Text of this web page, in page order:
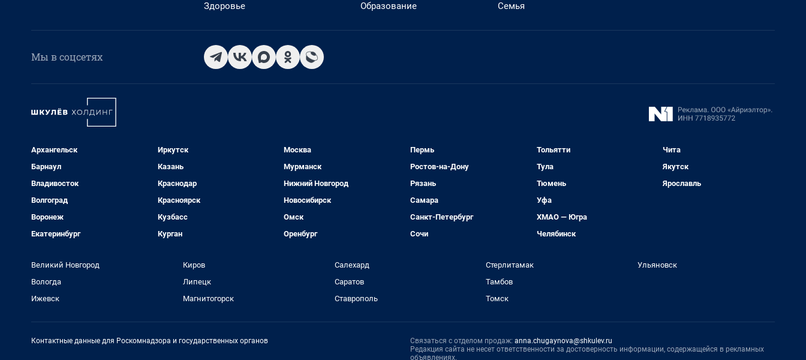
Здоровье
Образование
Семья
Мы в соцсетях
Архангельск
Барнаул
Владивосток
Волгоград
Воронеж
Екатеринбург
Иркутск
Казань
Краснодар
Красноярск
Кузбасс
Курган
Москва
Мурманск
Нижний Новгород
Новосибирск
Омск
Оренбург
Пермь
Ростов-на-Дону
Рязань
Самара
Санкт-Петербург
Сочи
Тольятти
Тула
Тюмень
Уфа
ХМАО — Югра
Челябинск
Чита
Якутск
Ярославль
Великий Новгород
Вологда
Ижевск
Киров
Липецк
Магнитогорск
Салехард
Саратов
Ставрополь
Стерлитамак
Тамбов
Томск
Ульяновск
Контактные данные для Роскомнадзора и государственных органов Связаться с отделом продаж: anna.chugaynova@shkulev.ru
Редакция сайта не несет ответственности за достоверность информации, содержащейся в рекламных
объявлениях.